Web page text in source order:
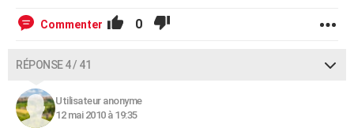
Commenter 0
RÉPONSE 4 / 41
Utilisateur anonyme
12 mai 2010 à 19:35